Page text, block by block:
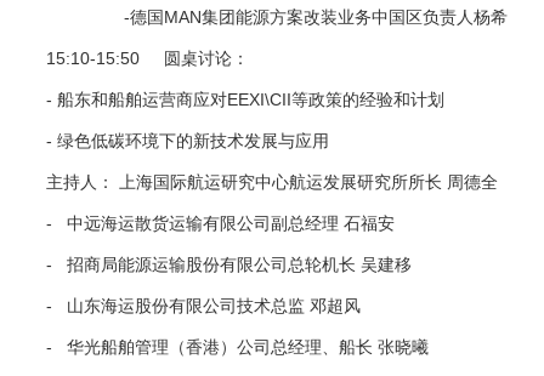
-德国MAN集团能源方案改装业务中国区负责人杨希
15:10-15:50 圆桌讨论：
- 船东和船舶运营商应对EEXI\CII等政策的经验和计划
- 绿色低碳环境下的新技术发展与应用
主持人： 上海国际航运研究中心航运发展研究所所长 周德全
- 中远海运散货运输有限公司副总经理 石福安
- 招商局能源运输股份有限公司总轮机长 吴建移
- 山东海运股份有限公司技术总监 邓超风
- 华光船舶管理（香港）公司总经理、船长 张晓曦